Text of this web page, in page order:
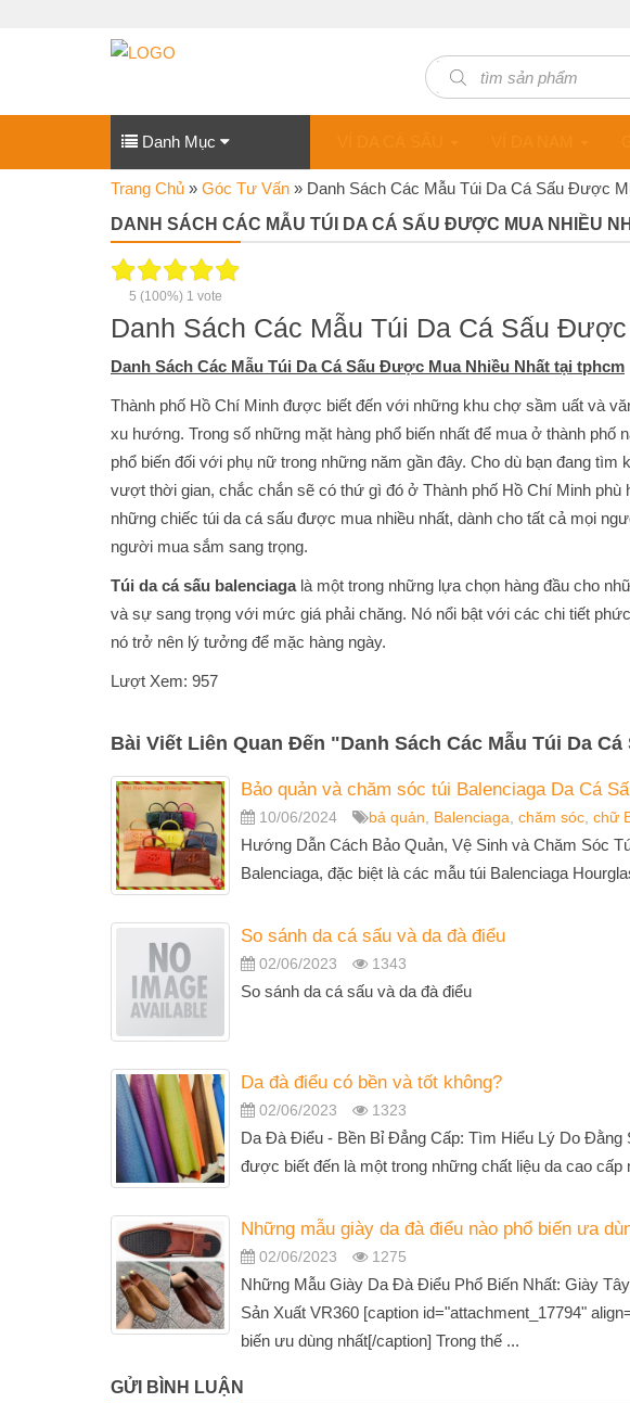
Products
search
Danh Mục
Trang Chủ » Góc Tư Vấn » Danh Sách Các Mẫu Túi Da Cá Sấu Được
DANH SÁCH CÁC MẪU TÚI DA CÁ SẤU ĐƯỢC MUA NHIỀU
5 (100%) 1 vote
Danh Sách Các Mẫu Túi Da Cá Sấu
Danh Sách Các Mẫu Túi Da Cá Sấu Được Mua Nhiều Nhất tại tphcm
Thành phố Hồ Chí Minh được biết đến với những khu chợ sầm uất và
xu hướng. Trong số những mặt hàng phổ biến nhất để mua ở thành phố
phổ biến đối với phụ nữ trong những năm gần đây. Cho dù bạn đang
vượt thời gian, chắc chắn sẽ có thứ gì đó ở Thành phố Hồ Chí Minh
những chiếc túi da cá sấu được mua nhiều nhất, dành cho tất cả mọi
người mua sắm sang trọng.
Túi da cá sấu balenciagalà một trong những lựa chọn hàng đầu cho
và sự sang trọng với mức giá phải chăng. Nó nổi bật với các chi tiết
nó trở nên lý tưởng để mặc hàng ngày.
Lượt Xem: 957
Bài Viết Liên Quan Đến "Danh Sách Các Mẫu Túi Da
Bảo quản và chăm sóc túi Balenciaga Da Cá
10/06/2024 bả quản Balenciaga chăm sóc chữ
Hướng Dẫn Cách Bảo Quản, Vệ Sinh và Chăm Sóc
Balenciaga, đặc biệt là các mẫu túi Balenciaga
So sánh da cá sấu và da đà điểu
02/06/2023 1343
So sánh da cá sấu và da đà điểu
Da đà điểu có bền và tốt không?
02/06/2023 1323
Da Đà Điểu - Bền Bỉ Đẳng Cấp: Tìm Hiểu Lý Do
được biết đến là một trong những chất liệu da cao cấp
Những mẫu giày da đà điểu nào phổ biến ưa
02/06/2023 1275
Những Mẫu Giày Da Đà Điểu Phổ Biến Nhất: Giày
Sản Xuất VR360 [caption id="attachment_17794"
biến ưu dùng nhất[/caption] Trong thế ...
GỬI BÌNH LUẬN